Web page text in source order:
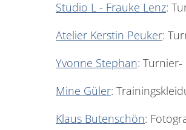
Studio L - Frauke Lenz:
Atelier Kerstin Peuker:
Yvonne Stephan:
Mine Güler:
Klaus Butenschön: